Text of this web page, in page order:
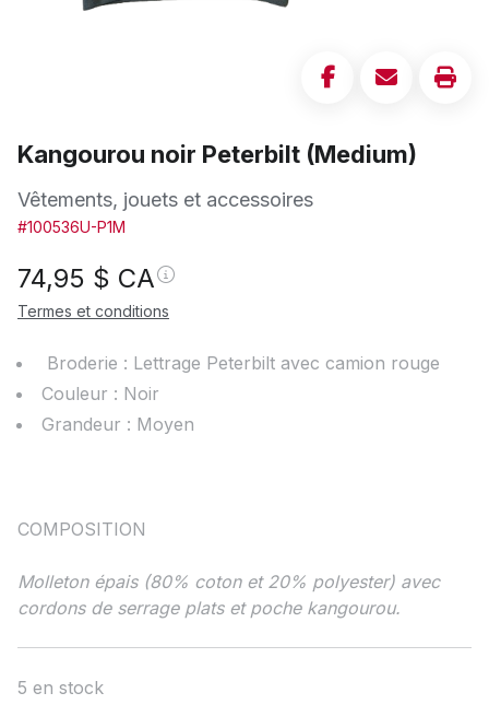
Kangourou noir Peterbilt (Medium)
Vêtements, jouets et accessoires
#100536U-P1M
74,95 $ CA
Termes et conditions
Broderie : Lettrage Peterbilt avec camion rouge
Couleur : Noir
Grandeur : Moyen
COMPOSITION
Molleton épais (80% coton et 20% polyester) avec
cordons de serrage plats et poche kangourou.
5 en stock